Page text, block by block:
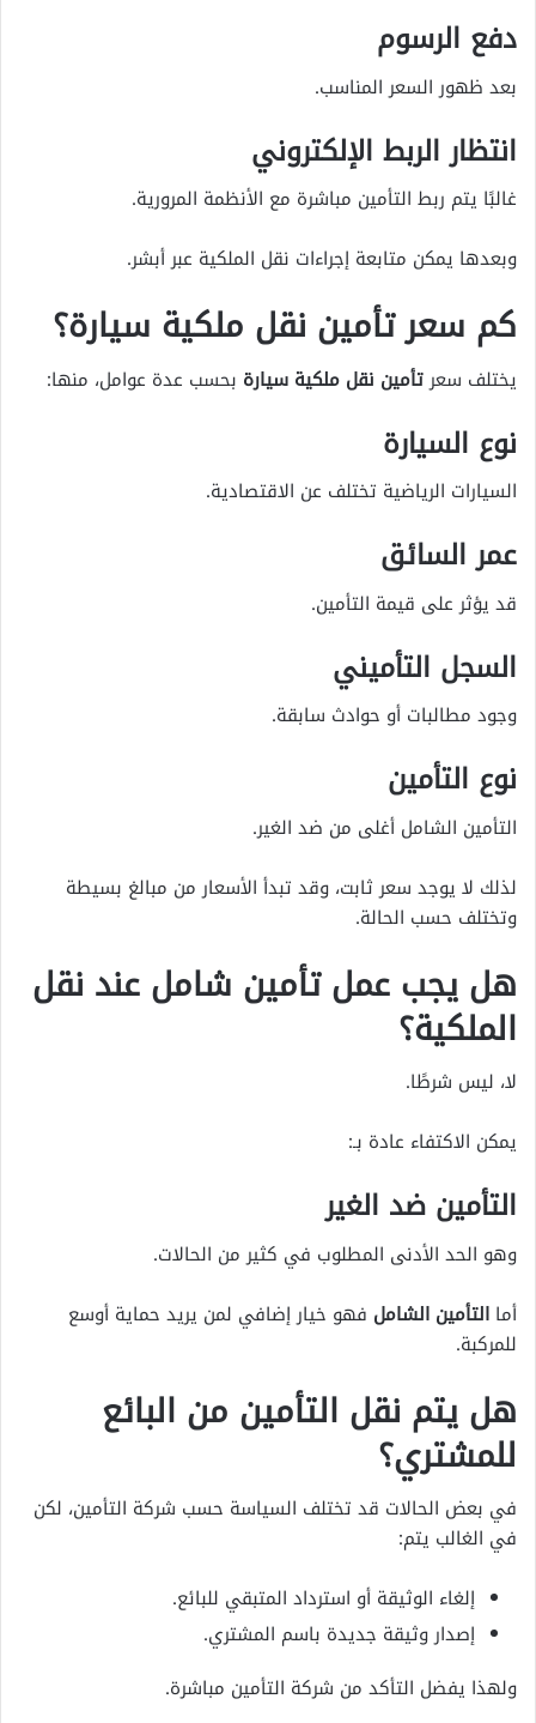
دفع الرسوم
بعد ظهور السعر المناسب.
انتظار الربط الإلكتروني
غالبًا يتم ربط التأمين مباشرة مع الأنظمة المرورية.
وبعدها يمكن متابعة إجراءات نقل الملكية عبر أبشر.
كم سعر تأمين نقل ملكية سيارة؟
يختلف سعرتأمين نقل ملكية سيارة بحسب عدة عوامل، منها:
نوع السيارة
السيارات الرياضية تختلف عن الاقتصادية.
عمر السائق
قد يؤثر على قيمة التأمين.
السجل التأميني
وجود مطالبات أو حوادث سابقة.
نوع التأمين
التأمين الشامل أغلى من ضد الغير.
لذلك لا يوجد سعر ثابت، وقد تبدأ الأسعار من مبالغ بسيطة
وتختلف حسب الحالة.
هل يجب عمل تأمين شامل عند نقل
الملكية؟
لا، ليس شرطًا.
يمكن الاكتفاء عادة بـ:
التأمين ضد الغير
وهو الحد الأدنى المطلوب في كثير من الحالات.
أما التأمين الشامل فهو خيار إضافي لمن يريد حماية أوسع
للمركبة.
هل يتم نقل التأمين من البائع
للمشتري؟
في بعض الحالات قد تختلف السياسة حسب شركة التأمين، لكن
في الغالب يتم:
إلغاء الوثيقة أو استرداد المتبقي للبائع.
إصدار وثيقة جديدة باسم المشتري.
ولهذا يفضل التأكد من شركة التأمين مباشرة.